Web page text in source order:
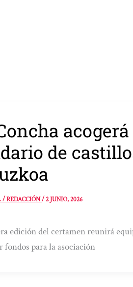
de
/ REDACCIÓN/2 JUNIO, 2026
edición del certamen reunirá
fondos para la asociación